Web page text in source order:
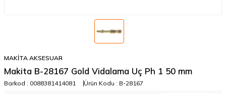
MAKİTA AKSESUAR
Makita B-28167 Gold Vidalama Uç Ph 1 50 mm
Barkod : 0088381414081 Ürün Kodu : B-28167